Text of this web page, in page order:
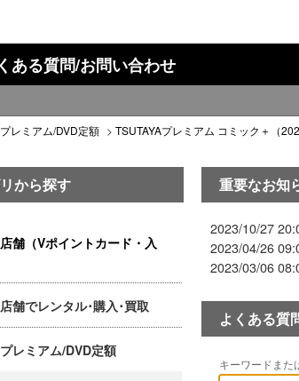
ある質問/お問い合わせ
レミアム/DVD定額 > TSUTAYAプレミアム コミック＋（
から探す
舗（Vポイントカード・入
舗でレンタル･購入･買取
レミアム/DVD定額
重要なお知
2023/10/27
2023/04/26
2023/03/06
よくある質
キーワードまた